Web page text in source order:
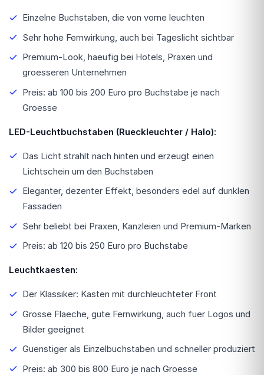
Einzelne Buchstaben, die von vorne leuchten
Sehr hohe Fernwirkung, auch bei Tageslicht sichtbar
Premium-Look, haeufig bei Hotels, Praxen und
groesseren Unternehmen
Preis: ab 100 bis 200 Euro pro Buchstabe je nach
Groesse
LED-Leuchtbuchstaben (Rueckleuchter / Halo):
Das Licht strahlt nach hinten und erzeugt einen
Lichtschein um den Buchstaben
Eleganter, dezenter Effekt, besonders edel auf dunklen
Fassaden
Sehr beliebt bei Praxen, Kanzleien und Premium-Marken
Preis: ab 120 bis 250 Euro pro Buchstabe
Leuchtkaesten:
Der Klassiker: Kasten mit durchleuchteter Front
Grosse Flaeche, gute Fernwirkung, auch fuer Logos und
Bilder geeignet
Guenstiger als Einzelbuchstaben und schneller produziert
Preis: ab 300 bis 800 Euro je nach Groesse